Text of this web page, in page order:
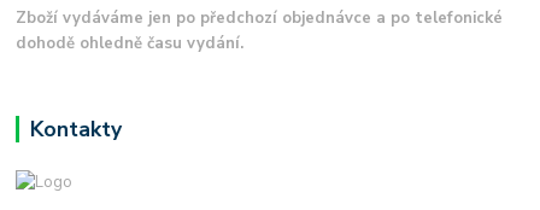
Zboží vydáváme jen po předchozí objednávce a po telefonické
dohodě ohledně času vydání.
Kontakty